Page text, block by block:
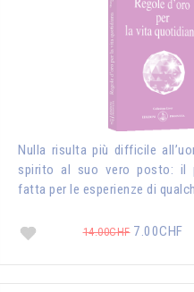
Nulla risulta più difficile
spirito al suo vero posto: il
fatta per le esperienze di
14.00CHF7.00CHF